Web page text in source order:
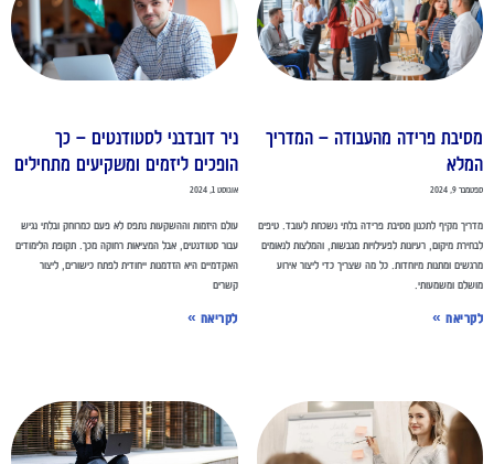
פרידה מהעבודה – המדריך
9, 2024
מקיף לתכנון מסיבת פרידה בלתי נשכחת לעובד. טיפים
מיקום, רעיונות לפעילויות מגבשות, והמלצות לנאומים
ומתנות מיוחדות. כל מה שצריך כדי ליצור אירוע
ומשמעותי.
»
ניר דובדבני לסטודנטים – כך
הופכים ליזמים ומשקיעים מתחילים
אוגוסט 1, 2024
עולם היזמות וההשקעות נתפס לא פעם כמרוחק ובלתי נגיש
עבור סטודנטים, אבל המציאות רחוקה מכך. תקופת הלימודים
האקדמיים היא הזדמנות ייחודית לפתח כישורים, ליצור
קשרים
לקריאה »